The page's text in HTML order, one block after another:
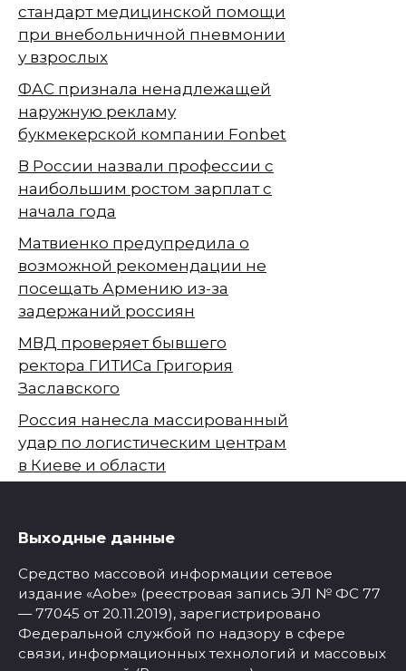
стандарт медицинской помощи
при внебольничной пневмонии
у взрослых
ФАС признала ненадлежащей
наружную рекламу
букмекерской компании Fonbet
В России назвали профессии с
наибольшим ростом зарплат с
начала года
Матвиенко предупредила о
возможной рекомендации не
посещать Армению из-за
задержаний россиян
МВД проверяет бывшего
ректора ГИТИСа Григория
Заславского
Россия нанесла массированный
удар по логистическим центрам
в Киеве и области
Выходные данные
Средство массовой информации сетевое
издание «Aobe» (реестровая запись ЭЛ № ФС 77
— 77045 от 20.11.2019), зарегистрировано
Федеральной службой по надзору в сфере
связи, информационных технологий и массовых